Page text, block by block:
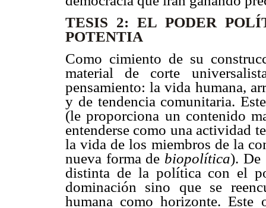
TESIS 2: EL PODER
POTENTIA
Como cimiento de su
material de corte
pensamiento: la vida humana,
y de tendencia comunitaria.
(le proporciona un contenido
entenderse como una actividad
la vida de los miembros de la
nueva forma de biopolítica). De
distinta de la política con el
dominación sino que se
humana como horizonte. Este